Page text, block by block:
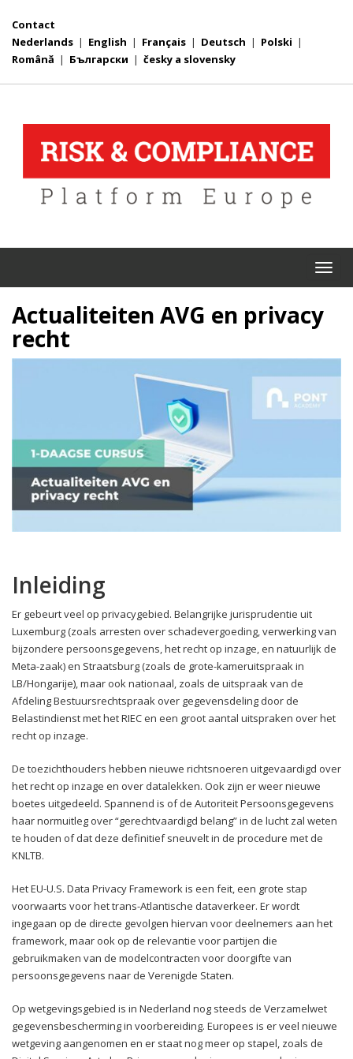
Contact
Nederlands | English | Français | Deutsch | Polski |
Română | Български | česky a slovensky
Actualiteiten AVG en privacy
recht
Inleiding
Er gebeurt veel op privacygebied. Belangrijke jurisprudentie uit
Luxemburg (zoals arresten over schadevergoeding, verwerking van
bijzondere persoonsgegevens, het recht op inzage, en natuurlijk de
Meta-zaak) en Straatsburg (zoals de grote-kameruitspraak in
LB/Hongarije), maar ook nationaal, zoals de uitspraak van de
Afdeling Bestuursrechtspraak over gegevensdeling door de
Belastindienst met het RIEC en een groot aantal uitspraken over het
recht op inzage.
De toezichthouders hebben nieuwe richtsnoeren uitgevaardigd over
het recht op inzage en over datalekken. Ook zijn er weer nieuwe
boetes uitgedeeld. Spannend is of de Autoriteit Persoonsgegevens
haar normuitleg over “gerechtvaardigd belang” in de lucht zal weten
te houden of dat deze definitief sneuvelt in de procedure met de
KNLTB.
Het EU-U.S. Data Privacy Framework is een feit, een grote stap
voorwaarts voor het trans-Atlantische dataverkeer. Er wordt
ingegaan op de directe gevolgen hiervan voor deelnemers aan het
framework, maar ook op de relevantie voor partijen die
gebruikmaken van de modelcontracten voor doorgifte van
persoonsgegevens naar de Verenigde Staten.
Op wetgevingsgebied is in Nederland nog steeds de Verzamelwet
gegevensbescherming in voorbereiding. Europees is er veel nieuwe
wetgeving aangenomen en er staat nog meer op stapel, zoals de